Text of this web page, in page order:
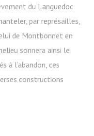
du Languedoc
par représailles,
de Montbonnet en
sonnera ainsi le
à l’abandon, ces
constructions